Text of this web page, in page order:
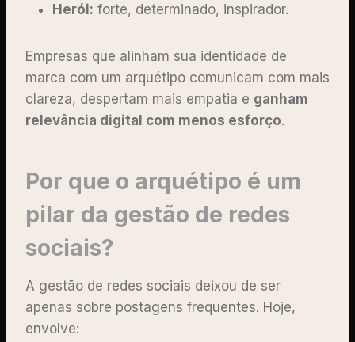
Herói: forte, determinado, inspirador.
Empresas que alinham sua identidade de
marca com um arquétipo comunicam com mais
clareza, despertam mais empatia e ganham
relevância digital com menos esforço.
Por que o arquétipo é um
pilar da gestão de redes
sociais?
A gestão de redes sociais deixou de ser
apenas sobre postagens frequentes. Hoje,
envolve: